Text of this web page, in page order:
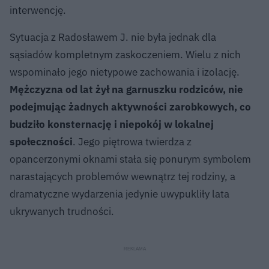
interwencję.
Sytuacja z Radosławem J. nie była jednak dla
sąsiadów kompletnym zaskoczeniem. Wielu z nich
wspominało jego nietypowe zachowania i izolację.
Mężczyzna od lat żył na garnuszku rodziców, nie
podejmując żadnych aktywności zarobkowych, co
budziło konsternację i niepokój w lokalnej
społeczności. Jego piętrowa twierdza z
opancerzonymi oknami stała się ponurym symbolem
narastających problemów wewnątrz tej rodziny, a
dramatyczne wydarzenia jedynie uwypukliły lata
ukrywanych trudności.